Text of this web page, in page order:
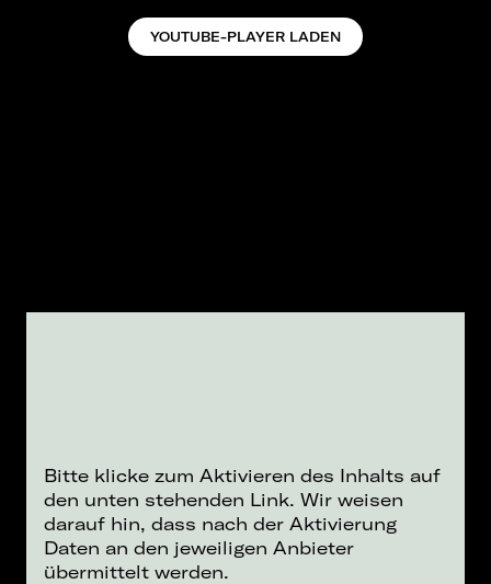
YOUTUBE-PLAYER LADEN
Bitte klicke zum Aktivieren des Inhalts auf
den unten stehenden Link. Wir weisen
darauf hin, dass nach der Aktivierung
Daten an den jeweiligen Anbieter
übermittelt werden.